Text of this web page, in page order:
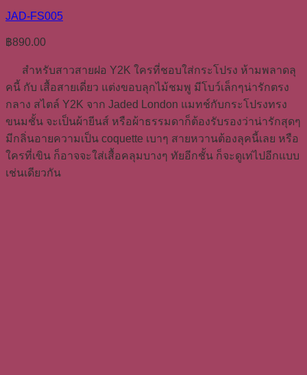
JAD-FS005
฿890.00
สำหรับสาวสายฝอ Y2K ใครที่ชอบใส่กระโปรง ห้ามพลาดลุ
คนี้ กับ เสื้อสายเดี่ยว แต่งขอบลุกไม้ชมพู มีโบว์เล็กๆน่ารักตรง
กลาง สไตล์ Y2K จาก Jaded London แมทช์กับกระโปรงทรง
ขนมชั้น จะเป็นผ้ายีนส์ หรือผ้าธรรมดาก็ต้องรับรองว่าน่ารักสุดๆ
มีกลิ่นอายความเป็น coquette เบาๆ สายหวานต้องลุคนี้เลย หรือ
ใครที่เขิน ก็อาจจะใส่เสื้อคลุมบางๆ ทัยอีกชั้น ก็จะดูเท่ไปอีกแบบ
เช่นเดียวกัน